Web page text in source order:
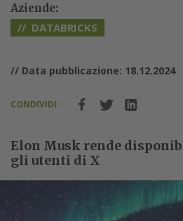
Aziende:
DATABRICKS
// Data pubblicazione: 18.12.2024
CONDIVIDI:
Elon Musk rende
gli utenti di X